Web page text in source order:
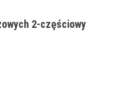
2-częściowy